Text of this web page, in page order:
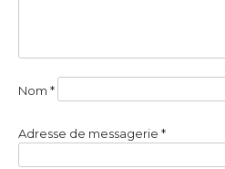
Nom *
Adresse de messagerie *